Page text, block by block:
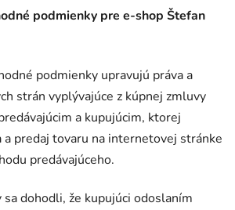
podmienky pre e-shop Štefan
podmienky upravujú práva a
strán vyplývajúce z kúpnej zmluvy
a kupujúcim, ktorej
predaj tovaru na internetovej stránke
predávajúceho.
dohodli, že kupujúci odoslaním